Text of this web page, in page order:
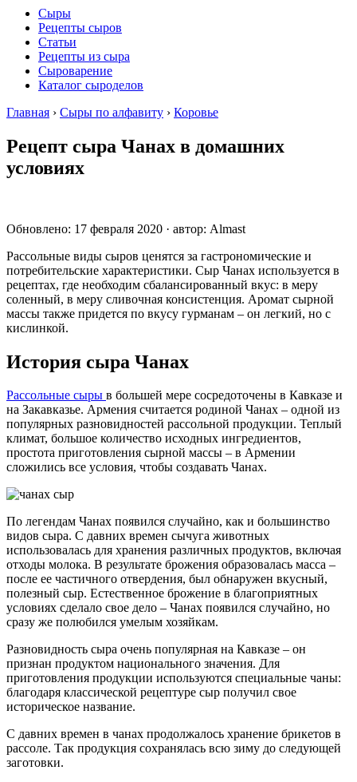
Сыры
Рецепты сыров
Статьи
Рецепты из сыра
Сыроварение
Каталог сыроделов
Главная › Сыры по алфавиту › Коровье
Рецепт сыра Чанах в домашних
условиях
Обновлено: 17 февраля 2020 · автор: Almast
Рассольные виды сыров ценятся за гастрономические и
потребительские характеристики. Сыр Чанах используется в
рецептах, где необходим сбалансированный вкус: в меру
соленный, в меру сливочная консистенция. Аромат сырной
массы также придется по вкусу гурманам – он легкий, но с
кислинкой.
История сыра Чанах
Рассольные сыры в большей мере сосредоточены в Кавказе и
на Закавказье. Армения считается родиной Чанах – одной из
популярных разновидностей рассольной продукции. Теплый
климат, большое количество исходных ингредиентов,
простота приготовления сырной массы – в Армении
сложились все условия, чтобы создавать Чанах.
По легендам Чанах появился случайно, как и большинство
видов сыра. С давних времен сычуга животных
использовалась для хранения различных продуктов, включая
отходы молока. В результате брожения образовалась масса –
после ее частичного отвердения, был обнаружен вкусный,
полезный сыр. Естественное брожение в благоприятных
условиях сделало свое дело – Чанах появился случайно, но
сразу же полюбился умелым хозяйкам.
Разновидность сыра очень популярная на Кавказе – он
признан продуктом национального значения. Для
приготовления продукции используются специальные чаны:
благодаря классической рецептуре сыр получил свое
историческое название.
С давних времен в чанах продолжалось хранение брикетов в
рассоле. Так продукция сохранялась всю зиму до следующей
заготовки.